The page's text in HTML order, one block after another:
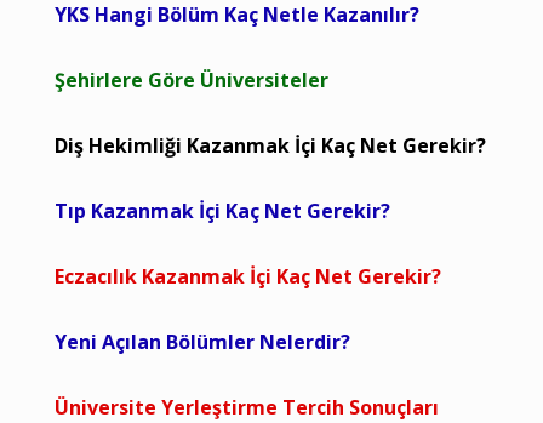
YKS Hangi Bölüm Kaç Netle Kazanılır?
Şehirlere Göre Üniversiteler
Diş Hekimliği Kazanmak İçi Kaç Net Gerekir?
Tıp Kazanmak İçi Kaç Net Gerekir?
Eczacılık Kazanmak İçi Kaç Net Gerekir?
Yeni Açılan Bölümler Nelerdir?
Üniversite Yerleştirme Tercih Sonuçları